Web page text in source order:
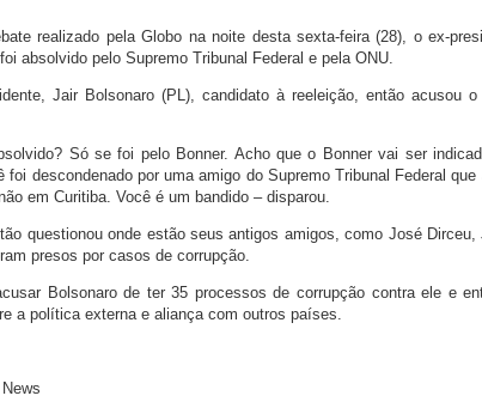
realizado pela Globo na noite desta sexta-feira (28), o ex-
absolvido pelo Supremo Tribunal Federal e pela ONU.
Jair Bolsonaro (PL), candidato à reeleição, então acusou
Só se foi pelo Bonner. Acho que o Bonner vai ser
foi descondenado por uma amigo do Supremo Tribunal Federal
em Curitiba. Você é um bandido – disparou.
questionou onde estão seus antigos amigos, como José
presos por casos de corrupção.
Bolsonaro de ter 35 processos de corrupção contra ele e
a política externa e aliança com outros países.